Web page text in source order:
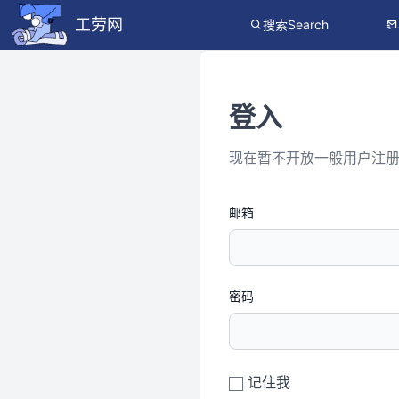
工劳网 搜索Search
登入
现在暂不开放一般用户注册
邮箱
密码
记住我